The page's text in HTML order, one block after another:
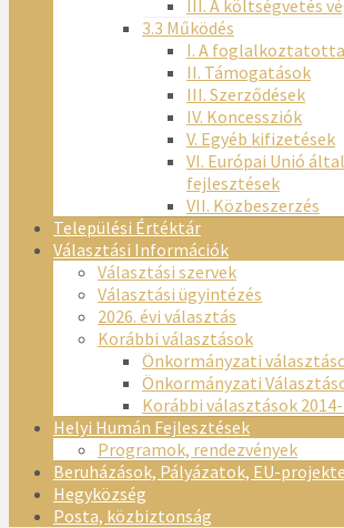
III. A költségvetés
3.3 Működés
I. A
II. Támogatások
III. Szerződések
IV. Koncessziók
V. Egyéb kifizetések
VI. Európai Unió
fejlesztések
VII. Közbeszerzés
Települési Értéktár
Választási Információk
Választási szervek
Választási ügyintézés
2026. évi választás
Korábbi választások
Önkormányzati
Önkormányzati
Korábbi választások
Helyi Humán Fejlesztések
Programok, rendezvények
Beruházások, Pályázatok, EU-
Hegyközség
Posta, közbiztonság